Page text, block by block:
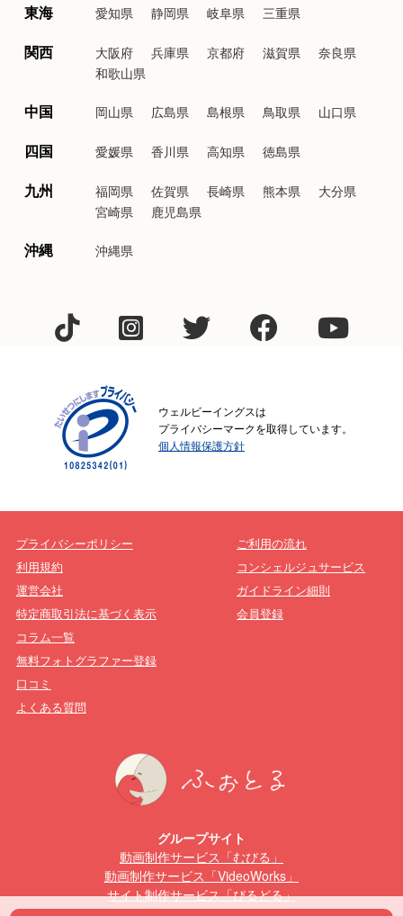
東海 愛知県 静岡県 岐阜県 三重県
関西 大阪府 兵庫県 京都府 滋賀県
奈良県
和歌山県
中国 岡山県 広島県 島根県 鳥取県 山口県
四国 愛媛県 香川県 高知県 徳島県
九州 福岡県 佐賀県 長崎県 熊本県
大分県
宮崎県
鹿児島県
沖縄 沖縄県
ウェルビーイングスは
プライバシーマークを取得しています。
個人情報保護方針
プライバシーポリシー
利用規約
運営会社
特定商取引法に基づく表示
ご利用の流れ
コンシェルジュサービス
ガイドライン細則
会員登録
コラム一覧
無料フォトグラファー登録
口コミ
よくある質問
グループサイト
動画制作サービス「むびる」
動画制作サービス「VideoWorks」
サイト制作サービス「びるどる」